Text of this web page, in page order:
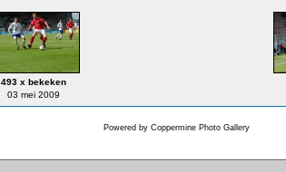
493 x bekeken
03 mei 2009
Powered by Coppermine Photo Gallery